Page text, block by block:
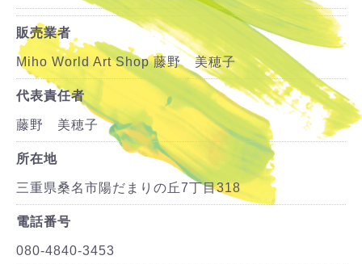
販売業者
Miho World Art Shop 藤野 美穂子
代表責任者
藤野 美穂子
所在地
三重県桑名市陽だまりの丘7丁目318
電話番号
080-4840-3453